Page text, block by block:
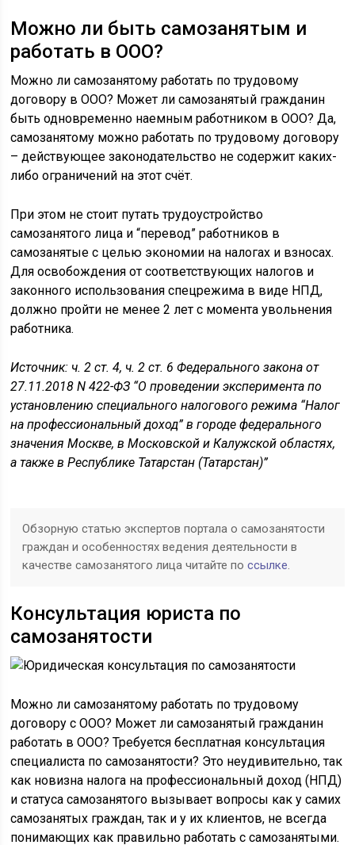
Можно ли быть самозанятым и
работать в ООО?
Можно ли самозанятому работать по трудовому
договору в ООО? Может ли самозанятый гражданин
быть одновременно наемным работником в ООО? Да,
самозанятому можно работать по трудовому договору
– действующее законодательство не содержит каких-
либо ограничений на этот счёт.
При этом не стоит путать трудоустройство
самозанятого лица и “перевод” работников в
самозанятые с целью экономии на налогах и взносах.
Для освобождения от соответствующих налогов и
законного использования спецрежима в виде НПД,
должно пройти не менее 2 лет с момента увольнения
работника.
Источник: ч. 2 ст. 4, ч. 2 ст. 6 Федерального закона от
27.11.2018 N 422-ФЗ “О проведении эксперимента по
установлению специального налогового режима “Налог
на профессиональный доход” в городе федерального
значения Москве, в Московской и Калужской областях,
а также в Республике Татарстан (Татарстан)”
Обзорную статью экспертов портала о самозанятости
граждан и особенностях ведения деятельности в
качестве самозанятого лица читайте поссылке.
Консультация юриста по
самозанятости
Можно ли самозанятому работать по трудовому
договору с ООО? Может ли самозанятый гражданин
работать в ООО? Требуется бесплатная консультация
специалиста по самозанятости? Это неудивительно, так
как новизна налога на профессиональный доход (НПД)
и статуса самозанятого вызывает вопросы как у самих
самозанятых граждан, так и у их клиентов, не всегда
понимающих как правильно работать с самозанятыми.